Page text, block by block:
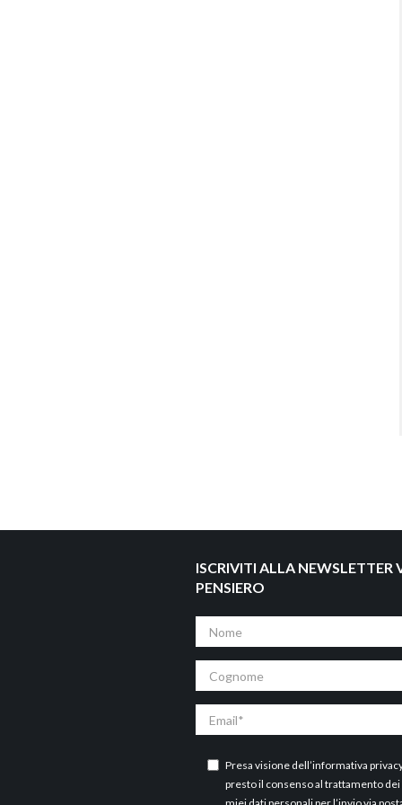
ISCRIVITI ALLA NEWSLETTER
PENSIERO
Presa visione dell’informativa privacy
presto il consenso al trattamento dei